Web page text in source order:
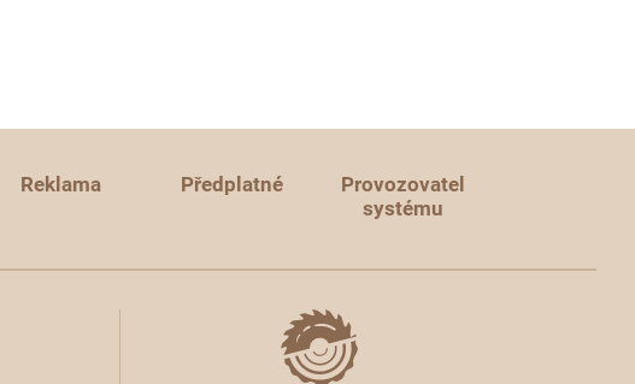
Reklama Předplatné
Provozovatel
systému